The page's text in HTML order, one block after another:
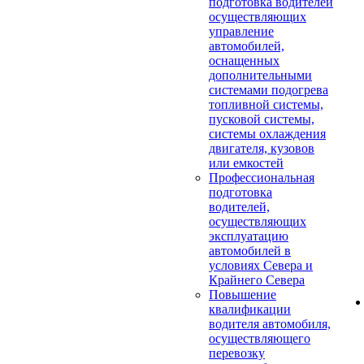
осуществляющих
управление
автомобилей,
оснащенных
дополнительными
системами подогрева
топливной системы,
пусковой системы,
системы охлаждения
двигателя, кузовов
или емкостей
Профессиональная
подготовка
водителей,
осуществляющих
эксплуатацию
автомобилей в
условиях Севера и
Крайнего Севера
Повышение
квалификации
водителя автомобиля,
осуществляющего
перевозку